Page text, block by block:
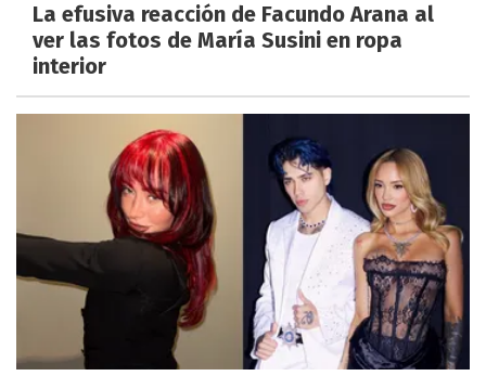
La efusiva reacción de Facundo Arana al
ver las fotos de María Susini en ropa
interior